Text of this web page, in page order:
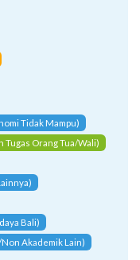
Tidak Mampu)
Tugas Orang Tua/Wali)
Bali)
Akademik Lain)